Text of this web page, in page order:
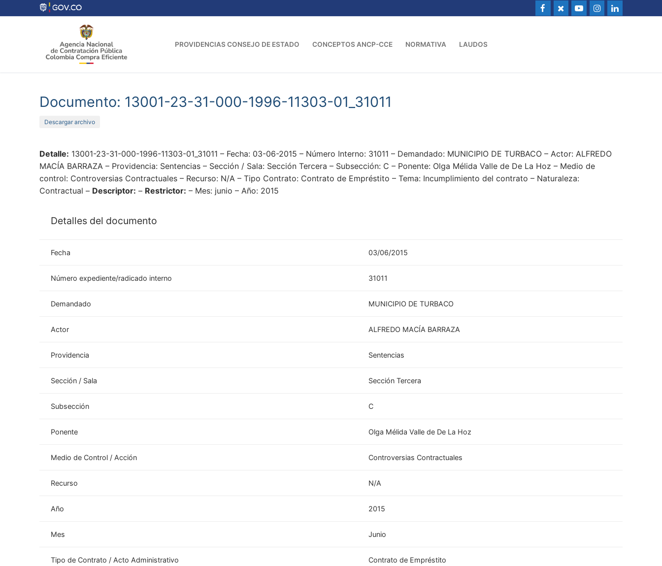
al
PROVIDENCIAS CONSEJO DE ESTADO CONCEPTOS ANCP-CCE NORMATIVA LAUDOS
Documento: 13001-23-31-000-1996-11303-01_31011
Descargar archivo
Detalle: 13001-23-31-000-1996-11303-01_31011 – Fecha: 03-06-2015 – Número Interno: 31011 – Demandado: MUNICIPIO DE TURBACO – Actor: ALFREDO
MACÍA BARRAZA – Providencia: Sentencias – Sección / Sala: Sección Tercera – Subsección: C – Ponente: Olga Mélida Valle de De La Hoz – Medio de
control: Controversias Contractuales – Recurso: N/A – Tipo Contrato: Contrato de Empréstito – Tema: Incumplimiento del contrato – Naturaleza:
Contractual – Descriptor: – Restrictor: – Mes: junio – Año: 2015
Detalles del documento
Fecha 03/06/2015
Número expediente/radicado interno 31011
Demandado MUNICIPIO DE TURBACO
Actor ALFREDO MACÍA BARRAZA
Providencia Sentencias
Sección / Sala Sección Tercera
Subsección C
Ponente Olga Mélida Valle de De La Hoz
Medio de Control / Acción Controversias Contractuales
Recurso N/A
Año 2015
Mes Junio
Tipo de Contrato / Acto Administrativo Contrato de Empréstito